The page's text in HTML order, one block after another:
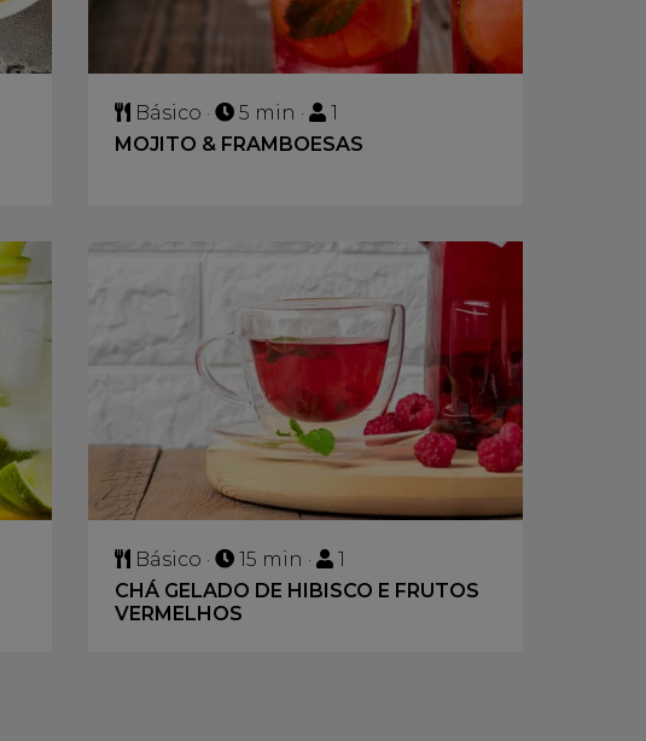
Básico · 5 min ·
1
MOJITO & FRAMBOESAS
Básico · 15 min ·
1
CHÁ GELADO DE HIBISCO E FRUTOS
VERMELHOS